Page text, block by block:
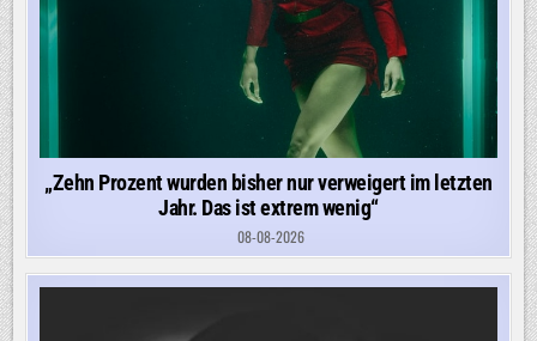
„Zehn Prozent wurden bisher nur verweigert im letzten
Jahr. Das ist extrem wenig“
08-08-2026